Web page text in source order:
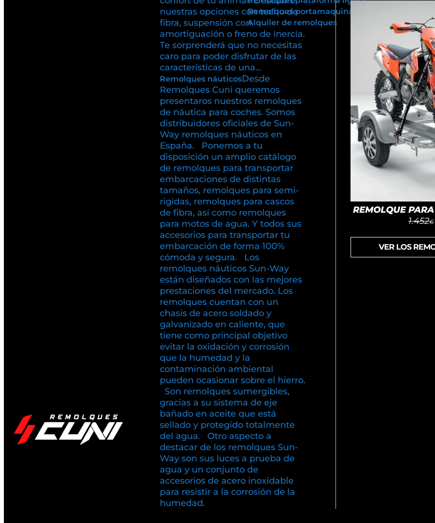
nuestras opciones con techo de
fibra, suspensión con
amortiguación o freno de inercia.
Te sorprenderá que no necesitas
caro para poder disfrutar de las
características de una…
Remolques náuticosDesde
Remolques Cuni queremos
presentaros nuestros remolques
de náutica para coches. Somos
distribuidores oficiales de Sun-
Way remolques náuticos en
España. Ponemos a tu
disposición un amplio catálogo
de remolques para transportar
embarcaciones de distintas
tamaños, remolques para semi-
rigidas, remolques para cascos
de fibra, así como remolques
para motos de agua. Y todos sus
accesorios para transportar tu
embarcación de forma 100%
cómoda y segura. Los
remolques náuticos Sun-Way
están diseñados con las mejores
prestaciones del mercado. Los
remolques cuentan con un
chasis de acero soldado y
galvanizado en caliente, que
tiene como principal objetivo
evitar la oxidación y corrosión
que la humedad y la
contaminación ambiental
pueden ocasionar sobre el hierro.
Son remolques sumergibles,
gracias a su sistema de eje
bañado en aceite que está
sellado y protegido totalmente
del agua. Otro aspecto a
destacar de los remolques Sun-
Way son sus luces a prueba de
agua y un conjunto de
accesorios de acero inoxidable
para resistir a la corrosión de la
humedad.
Remolques portamaquinaria
Alquiler de remolques
REMOLQUE
1.452€
VER LOS